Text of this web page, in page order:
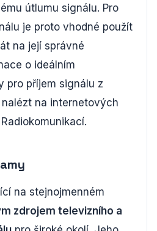
útlumu signálu. Pro
je proto vhodné použít
na její správné
o ideálním
pro příjem signálu z
na internetových
na stejnojmenném
zdrojem televizního a